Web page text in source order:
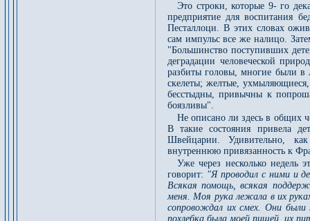
Это строки, которые 9- го
предприятие для воспитания
Песталлоци. В этих словах
сам импульс все же налицо.
"Большинство поступивших
деградации человеческой
разбиты головы, многие были в
скелеты; желтые,
бесстыдны, привычны к
боязливы".
Не описано ли здесь в общих
В такие состояния привела
Швейцарии. Удивительно,
внутреннюю привязанность к
Уже через несколько недель
говорит: "Я проводил с ними и
Всякая помощь, всякая
меня. Моя рука лежала в их
сопровождал их смех. Они
похлебка была моей пищей, их